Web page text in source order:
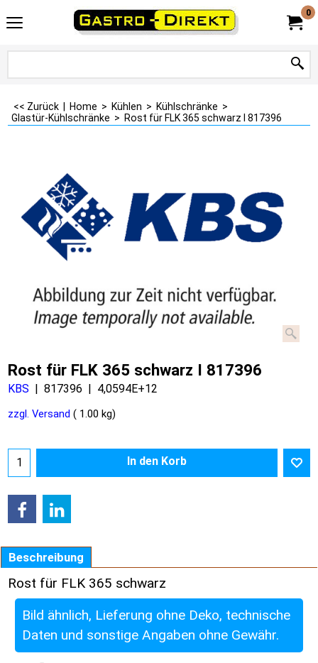
0
<< Zurück Home > Kühlen > Kühlschränke >
Glastür-Kühlschränke > Rost für FLK 365 schwarz I 817396
Rost für FLK 365 schwarz I 817396
KBS 817396 4,0594E+12
zzgl. Versand 1.00 kg
In den Korb
Beschreibung
Rost für FLK 365 schwarz
Bild ähnlich, Lieferung ohne Deko, technische
Daten und sonstige Angaben ohne Gewähr.